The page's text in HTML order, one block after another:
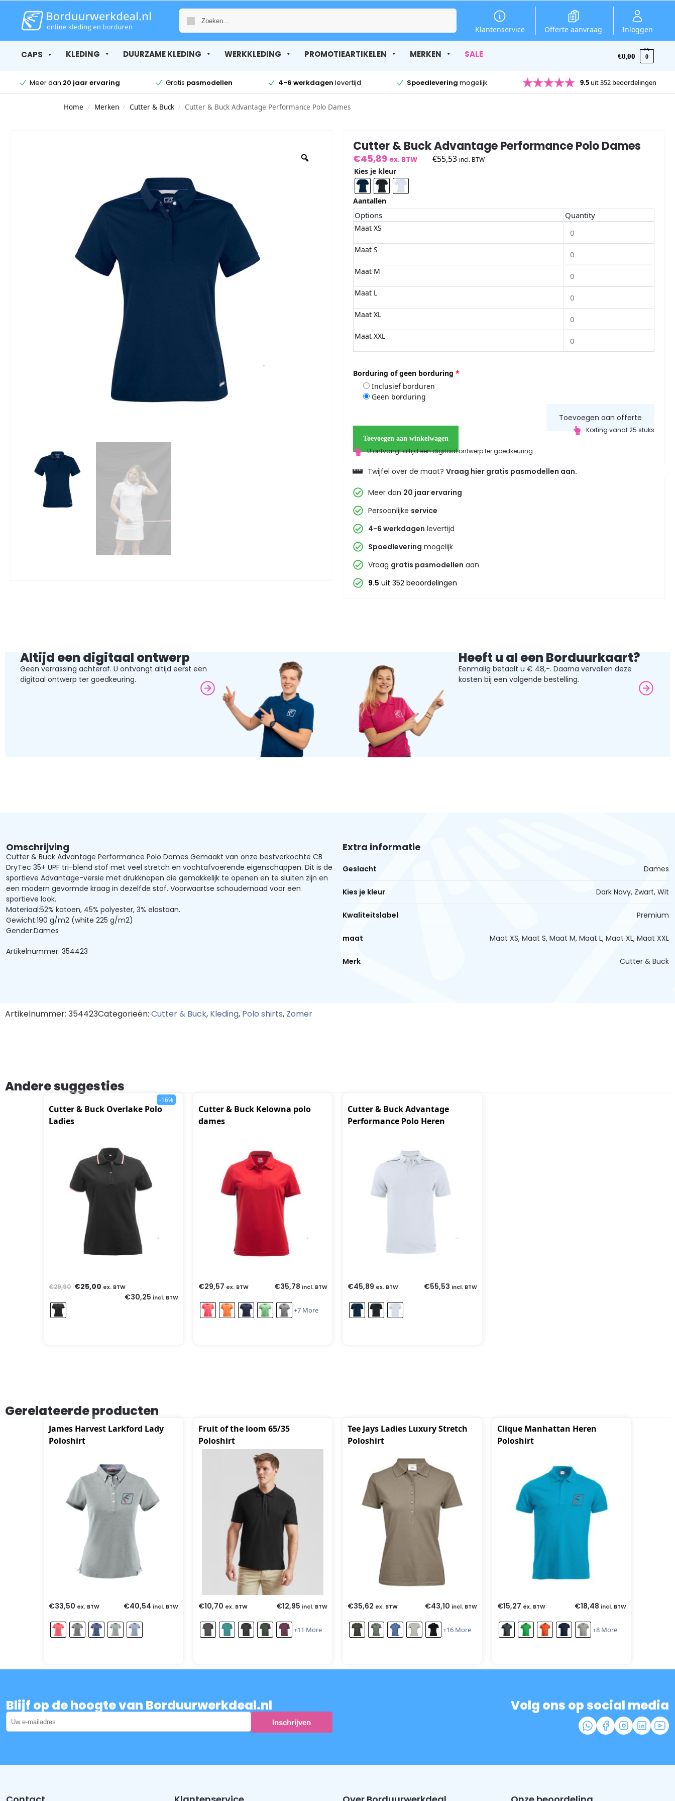
Klantenservice Offerte aanvraag Inloggen
CAPS KLEDING DUURZAME KLEDING WERKKLEDING PROMOTIEARTIKELEN MERKEN SALE €0,00 0
Meer dan 20 jaar ervaring Gratis pasmodellen 4-6 werkdagen levertijd Spoedlevering mogelijk 9.5 uit 352 beoordelingen
Home / Merken / Cutter & Buck / Cutter & Buck Advantage Performance Polo Dames
Cutter & Buck Advantage Performance Polo Dames
€45,89 ex. BTW €55,53 incl. BTW
Kies je kleur
Aantallen
Options Quantity
Maat XS
Maat S
Maat M
Maat L
Maat XL
Maat XXL
Borduring of geen borduring *
Inclusief borduren
Geen borduring
Toevoegen aan winkelwagen
U ontvangt altijd een digitaal ontwerp ter goedkeuring
Toevoegen aan offerte
Korting vanaf 25 stuks
Twijfel over de maat? Vraag hier gratis pasmodellen aan.
Meer dan 20 jaar ervaring
Persoonlijke service
4-6 werkdagen levertijd
Spoedlevering mogelijk
Vraag gratis pasmodellen aan
9.5 uit 352 beoordelingen
Altijd een digitaal ontwerp
Geen verrassing achteraf. U ontvangt altijd eerst een
digitaal ontwerp ter goedkeuring.
Heeft u al een Borduurkaart?
Eenmalig betaalt u € 48,-. Daarna vervallen deze
kosten bij een volgende bestelling.
Omschrijving
Cutter & Buck Advantage Performance Polo Dames Gemaakt van onze bestverkochte CB
DryTec 35+ UPF tri-blend stof met veel stretch en vochtafvoerende eigenschappen. Dit is de
sportieve Advantage-versie met drukknopen die gemakkelijk te openen en te sluiten zijn en
een modern gevormde kraag in dezelfde stof. Voorwaartse schoudernaad voor een
sportieve look.
Materiaal:52% katoen, 45% polyester, 3% elastaan.
Gewicht:190 g/m2 (white 225 g/m2)
Gender:Dames
Artikelnummer: 354423
Extra informatie
Geslacht Dames
Kies je kleur Dark Navy, Zwart, Wit
Kwaliteitslabel Premium
maat Maat XS, Maat S, Maat M, Maat L, Maat XL, Maat XXL
Merk Cutter & Buck
Artikelnummer: 354423Categorieën: Cutter & Buck, Kleding, Polo shirts, Zomer
Andere suggesties
Cutter & Buck Overlake Polo
Ladies
-16%
€29,90 €25,00 ex. BTW
€30,25 incl. BTW
Cutter & Buck Kelowna polo
dames
€29,57 ex. BTW €35,78 incl. BTW
+7 More
Cutter & Buck Advantage
Performance Polo Heren
€45,89 ex. BTW €55,53 incl. BTW
Gerelateerde producten
James Harvest Larkford Lady
Poloshirt
€33,50 ex. BTW €40,54 incl. BTW
Fruit of the loom 65/35
Poloshirt
€10,70 ex. BTW €12,95 incl. BTW
+11 More
Tee Jays Ladies Luxury Stretch
Poloshirt
€35,62 ex. BTW €43,10 incl. BTW
+16 More
Clique Manhattan Heren
Poloshirt
€15,27 ex. BTW €18,48 incl. BTW
+8 More
Blijf op de hoogte van Borduurwerkdeal.nl Volg ons op social media